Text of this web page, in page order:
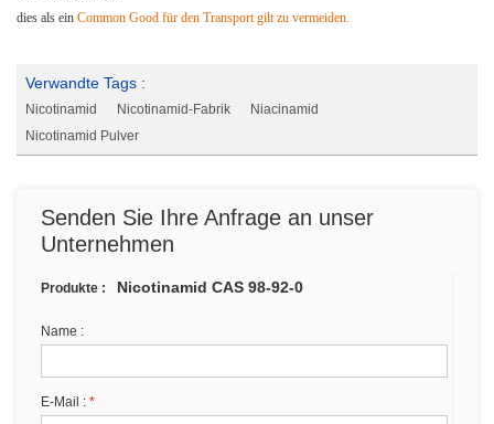
dies als ein Common Good für den Transport gilt zu vermeiden.
Verwandte Tags :
Nicotinamid Nicotinamid-Fabrik
Niacinamid
Nicotinamid Pulver
Senden Sie Ihre Anfrage an unser
Unternehmen
Produkte : Nicotinamid CAS 98-92-0
Name :
E-Mail : *